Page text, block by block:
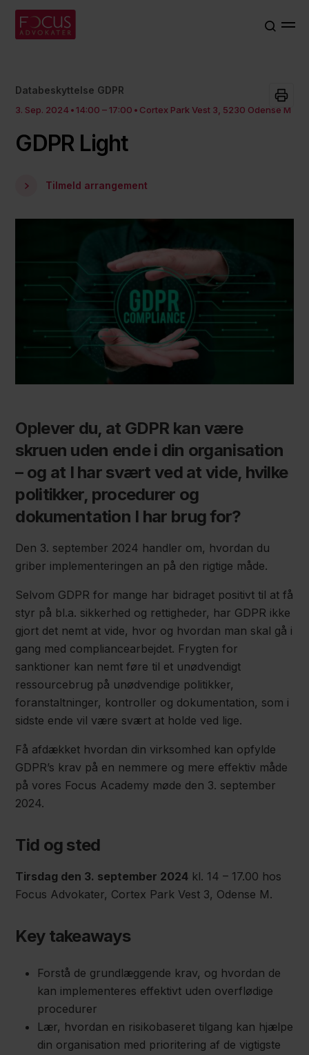
Databeskyttelse GDPR
3. Sep. 2024 14:00 – 17:00 Cortex Park Vest 3, 5230 Odense M
GDPR Light
Tilmeld arrangement
Oplever du, at GDPR kan være
skruen uden ende i din organisation
– og at I har svært ved at vide, hvilke
politikker, procedurer og
dokumentation I har brug for?
Den 3. september 2024 handler om, hvordan du
griber implementeringen an på den rigtige måde.
Selvom GDPR for mange har bidraget positivt til at få
styr på bl.a. sikkerhed og rettigheder, har GDPR ikke
gjort det nemt at vide, hvor og hvordan man skal gå i
gang med compliancearbejdet. Frygten for
sanktioner kan nemt føre til et unødvendigt
ressourcebrug på unødvendige politikker,
foranstaltninger, kontroller og dokumentation, som i
sidste ende vil være svært at holde ved lige.
Få afdækket hvordan din virksomhed kan opfylde
GDPR’s krav på en nemmere og mere effektiv måde
på vores Focus Academy møde den 3. september
2024.
Tid og sted
Tirsdag den 3. september 2024 kl. 14 – 17.00 hos
Focus Advokater, Cortex Park Vest 3, Odense M.
Key takeaways
Forstå de grundlæggende krav, og hvordan de
kan implementeres effektivt uden overflødige
procedurer
Lær, hvordan en risikobaseret tilgang kan hjælpe
din organisation med prioritering af de vigtigste